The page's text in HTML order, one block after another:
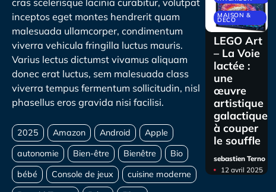
cras scelerisque lacinia curabitur, volutpat
inceptos eget montes hendrerit quam
malesuada ullamcorper, condimentum
viverra vehicula fringilla luctus mauris.
Varius lectus dictumst vivamus aliquam
donec erat luctus, sem malesuada class
viverra tempus fermentum sollicitudin, nisl
phasellus eros gravida nisi facilisi.
MAISON &
DECO
LEGO Art
– La Voie
lactée :
une
œuvre
artistique
galactique
à couper
le souffle
sebastien Terno
12 avril 2025